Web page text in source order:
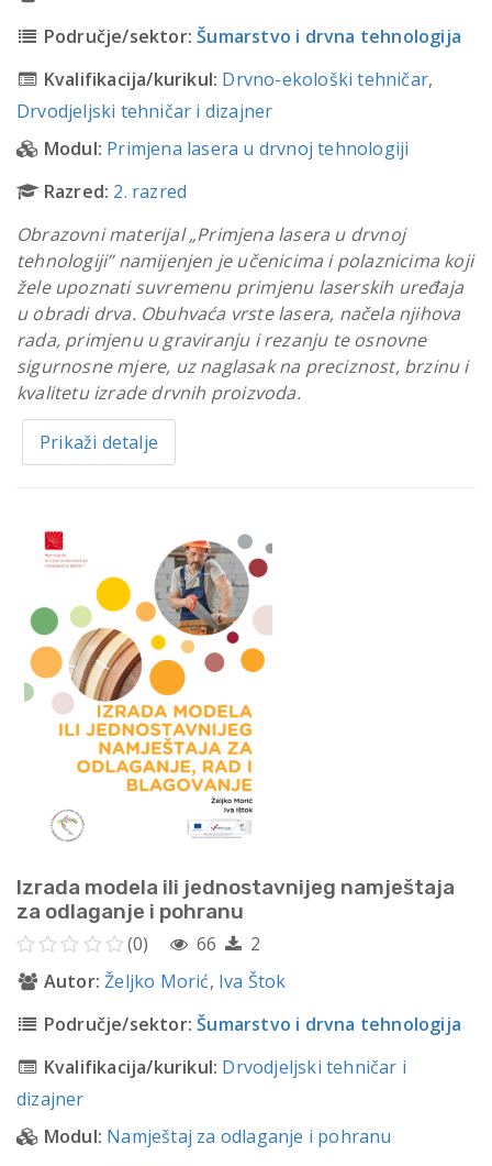
Područje/sektor: Šumarstvo i drvna tehnologija
Kvalifikacija/kurikul: Drvno-ekološki tehničar,
Drvodjeljski tehničar i dizajner
Modul: Primjena lasera u drvnoj tehnologiji
Razred: 2. razred
Obrazovni materijal „Primjena lasera u drvnoj
tehnologiji” namijenjen je učenicima i polaznicima koji
žele upoznati suvremenu primjenu laserskih uređaja
u obradi drva. Obuhvaća vrste lasera, načela njihova
rada, primjenu u graviranju i rezanju te osnovne
sigurnosne mjere, uz naglasak na preciznost, brzinu i
kvalitetu izrade drvnih proizvoda.
Prikaži detalje
Izrada modela ili jednostavnijeg namještaja
za odlaganje i pohranu
(0) 66
2
Autor: Željko Morić, Iva Štok
Područje/sektor: Šumarstvo i drvna tehnologija
Kvalifikacija/kurikul: Drvodjeljski tehničar i
dizajner
Modul: Namještaj za odlaganje i pohranu